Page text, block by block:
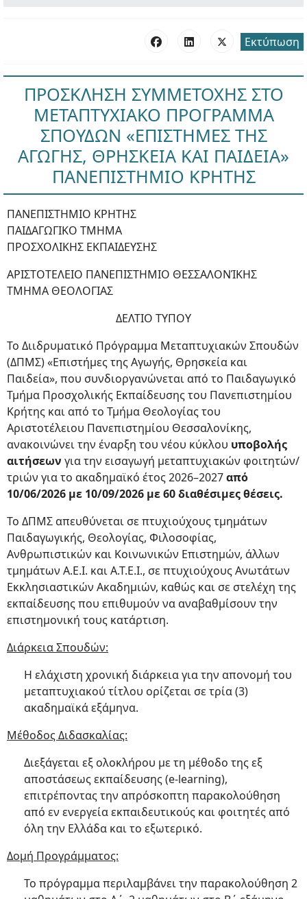
Εκτύπωση
ΠΡΟΣΚΛΗΣΗ ΣΥΜΜΕΤΟΧΗΣ ΣΤΟ
ΜΕΤΑΠΤΥΧΙΑΚΟ ΠΡΟΓΡΑΜΜΑ
ΣΠΟΥΔΩΝ «ΕΠΙΣΤΗΜΕΣ ΤΗΣ
ΑΓΩΓΗΣ, ΘΡΗΣΚΕΙΑ ΚΑΙ ΠΑΙΔΕΙΑ»
ΠΑΝΕΠΙΣΤΗΜΙΟ ΚΡΗΤΗΣ
ΠΑΝΕΠΙΣΤΗΜΙΟ ΚΡΗΤΗΣ
ΠΑΙΔΑΓΩΓΙΚΟ ΤΜΗΜΑ
ΠΡΟΣΧΟΛΙΚΗΣ ΕΚΠΑΙΔΕΥΣΗΣ
ΑΡΙΣΤΟΤΕΛΕΙΟ ΠΑΝΕΠΙΣΤΗΜΙΟ ΘΕΣΣΑΛΟΝΊΚΗΣ
ΤΜΗΜΑ ΘΕΟΛΟΓΙΑΣ
ΔΕΛΤΙΟ ΤΥΠΟΥ
Το Διιδρυματικό Πρόγραμμα Μεταπτυχιακών Σπουδών
(ΔΠΜΣ) «Επιστήμες της Αγωγής, Θρησκεία και
Παιδεία», που συνδιοργανώνεται από το Παιδαγωγικό
Τμήμα Προσχολικής Εκπαίδευσης του Πανεπιστημίου
Κρήτης και από το Τμήμα Θεολογίας του
Αριστοτέλειου Πανεπιστημίου Θεσσαλονίκης,
ανακοινώνει την έναρξη του νέου κύκλου υποβολής
αιτήσεων για την εισαγωγή μεταπτυχιακών φοιτητών/
τριών για το ακαδημαϊκό έτος 2026–2027από
10/06/2026 με 10/09/2026 με 60 διαθέσιμες θέσεις.
Το ΔΠΜΣ απευθύνεται σε πτυχιούχους τμημάτων
Παιδαγωγικής, Θεολογίας, Φιλοσοφίας,
Ανθρωπιστικών και Κοινωνικών Επιστημών, άλλων
τμημάτων Α.Ε.Ι. και Α.Τ.Ε.Ι., σε πτυχιούχους Ανωτάτων
Εκκλησιαστικών Ακαδημιών, καθώς και σε στελέχη της
εκπαίδευσης που επιθυμούν να αναβαθμίσουν την
επιστημονική τους κατάρτιση.
Διάρκεια Σπουδών:
Η ελάχιστη χρονική διάρκεια για την απονομή του
μεταπτυχιακού τίτλου ορίζεται σε τρία (3)
ακαδημαϊκά εξάμηνα.
Μέθοδος Διδασκαλίας:
Διεξάγεται εξ ολοκλήρου με τη μέθοδο της εξ
αποστάσεως εκπαίδευσης (e-learning),
επιτρέποντας την απρόσκοπτη παρακολούθηση
από εν ενεργεία εκπαιδευτικούς και φοιτητές από
όλη την Ελλάδα και το εξωτερικό.
Δομή Προγράμματος:
Το πρόγραμμα περιλαμβάνει την παρακολούθηση 2